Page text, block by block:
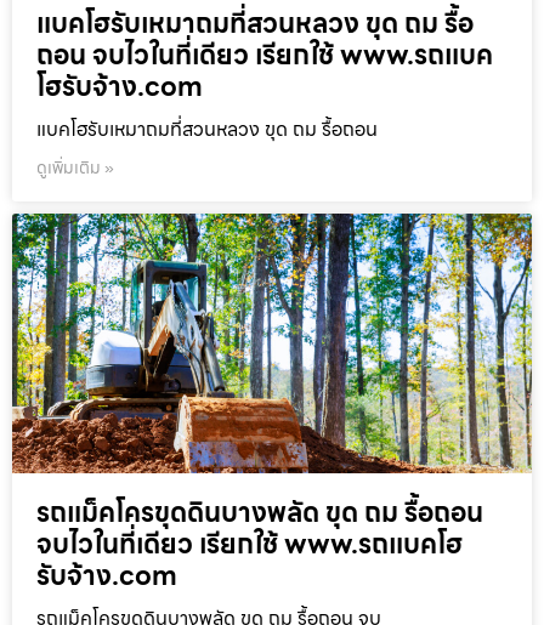
แบคโฮรับเหมาถมที่สวนหลวง ขุด ถม รื้อ
ถอน จบไวในที่เดียว เรียกใช้ www.รถแบค
โฮรับจ้าง.com
แบคโฮรับเหมาถมที่สวนหลวง ขุด ถม รื้อถอน
ดูเพิ่มเติม »
รถแม็คโครขุดดินบางพลัด ขุด ถม รื้อถอน
จบไวในที่เดียว เรียกใช้ www.รถแบคโฮ
รับจ้าง.com
รถแม็คโครขุดดินบางพลัด ขุด ถม รื้อถอน จบ